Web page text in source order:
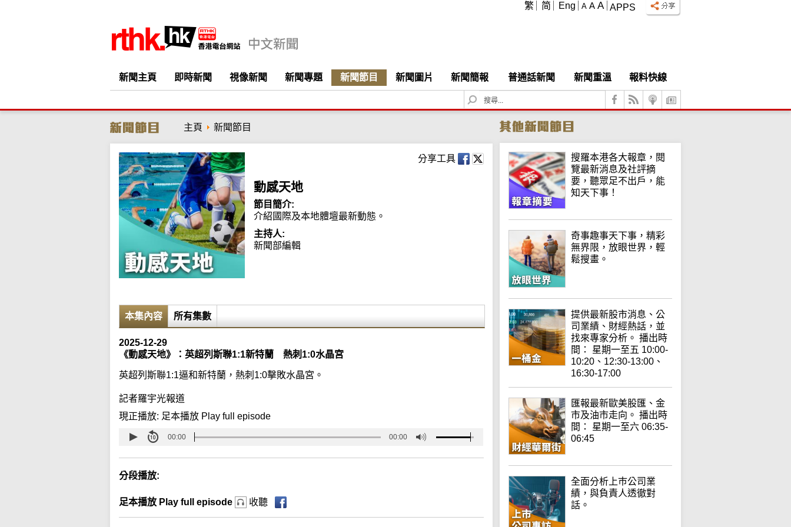
APPS
A A A
繁 简 Eng
新聞主頁 即時新聞 視像新聞 新聞專題 新聞節目 新聞圖片 新聞簡報 普通話新聞 新聞重溫
報料快線
S
e
c
h
主頁 新聞節目
分享工具
動感天地
節目簡介:
介紹國際及本地體壇最新動態。
主持人:
新聞部編輯
本集內容 所有集數
2025-12-29
《動感天地》：英超列斯聯1:1新特蘭 熱刺1:0水晶宮
英超列斯聯1:1逼和新特蘭，熱刺1:0擊敗水晶宮。
記者羅宇光報道
現正播放: 足本播放 Play full episode
00:00 00:00
分段播放:
足本播放 Play full episode 收聽
搜羅本港各大報章，閱
覽最新消息及社評摘
要，聽眾足不出戶，能
知天下事！
奇事趣事天下事，精彩
無界限，放眼世界，輕
鬆搜畫。
提供最新股市消息、公
司業績、財經熱話，並
找來專家分析。 播出時
間： 星期一至五 10:00-
10:20、12:30-13:00、
16:30-17:00
匯報最新歐美股匯、金
市及油市走向。 播出時
間： 星期一至六 06:35-
06:45
全面分析上巿公司業
績，與負責人透徹對
話。